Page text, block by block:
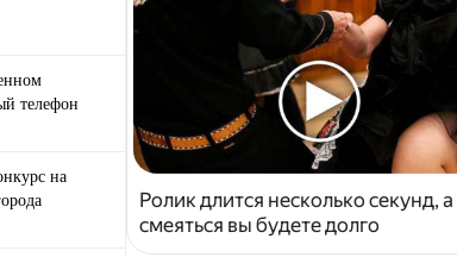
телефон
на
Ролик длится несколько секунд, а
смеяться вы будете долго